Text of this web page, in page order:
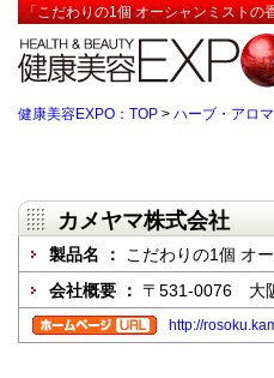
「こだわりの1個 オーシャンミストの
健康美容EXPO：TOP > ハーブ・アロマ
カメヤマ株式会社
製品名 ：
こだわりの1個 オ
会社概要 ： 〒531-0076 大
http://